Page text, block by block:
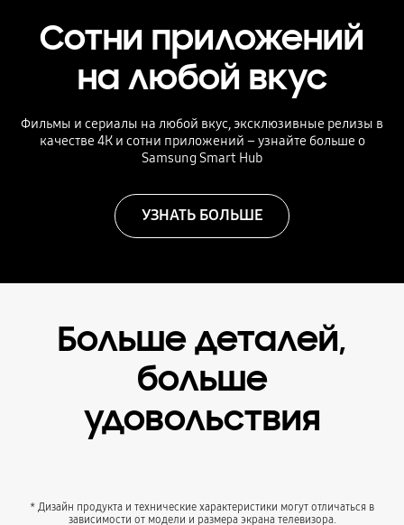
Сотни приложений
на любой вкус
Фильмы и сериалы на любой вкус, эксклюзивные релизы в
качестве 4К и сотни приложений – узнайте больше о
Samsung Smart Hub
УЗНАТЬ БОЛЬШЕ
Больше деталей,
больше
удовольствия
* Дизайн продукта и технические характеристики могут отличаться в
зависимости от модели и размера экрана телевизора.